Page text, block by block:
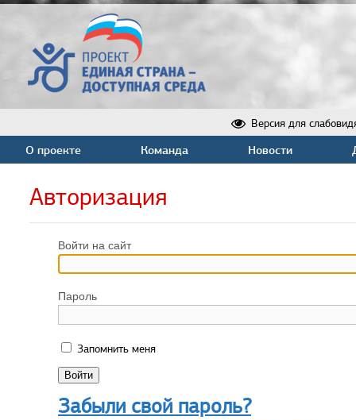
Версия для
О проекте Команда Новости
Авторизация
Войти на сайт
Пароль
Запомнить меня
Забыли свой пароль?